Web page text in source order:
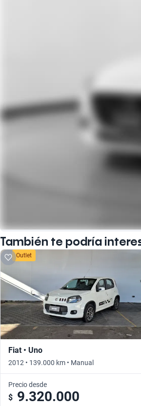
También te podría
Outlet
Fiat • Uno
2012 • 139.000 km • Manual
Precio desde
$ 9.320.000